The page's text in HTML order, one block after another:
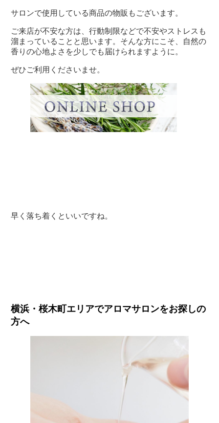
サロンで使用している商品の物販もございます。
ご来店が不安な方は、行動制限などで不安やストレスも
溜まっていることと思います。そんな方にこそ、自然の
香りの心地よさを少しでも届けられますように。
ぜひご利用くださいませ。
早く落ち着くといいですね。
横浜・桜木町エリアでアロマサロンをお探しの
方へ